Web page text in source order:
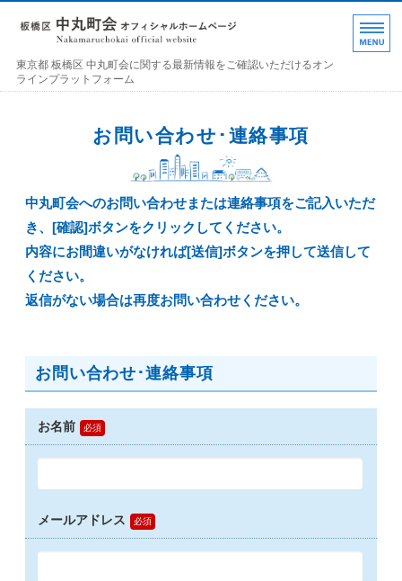
東京都 板橋区 中丸町
東京都 板橋区 中丸町会に関する最新情報をご確認いただけるオン
ラインプラットフォーム
中丸町会について
町会加入のお誘い
お問い合わせ･連絡事項
お問い合わせ･連絡事項
中丸町会へのお問い合わせまたは連絡事項をご記入いただ
き、[確認]ボタンをクリックしてください。
内容にお間違いがなければ[送信]ボタンを押して送信して
ください。
返信がない場合は再度お問い合わせください。
お問い合わせ･連絡事項
お名前
メールアドレス